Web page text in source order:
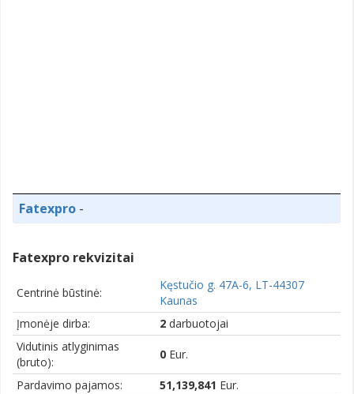
Fatexpro -
Fatexpro rekvizitai
Centrinė būstinė:
Kęstučio g. 47A-6, LT-44307
Kaunas
Įmonėje dirba:
2 darbuotojai
Vidutinis atlyginimas
(bruto):
0 Eur.
Pardavimo pajamos: 51,139,841 Eur.